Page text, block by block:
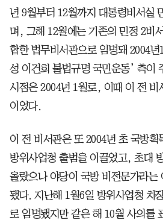
년 9월부터 12월까지 대통령비서실
며, 그해 12월에는 기존의 민정 2비
합한 법무비서관으로 임명돼 2004
성 이건희 불법규명 국민운동’ 측이
시점은 2004년 1월로, 이때 이 전 비
이었다.
이 전 비서관은 또 2004년 초 국방획
방위사업청 출범을 이끌었고, 초대
올랐으나 야당이 국방 비전문가라는
됐다. 지난해 1월6일 방위사업청 차
로 임명됐지만 같은 해 10월 사의를